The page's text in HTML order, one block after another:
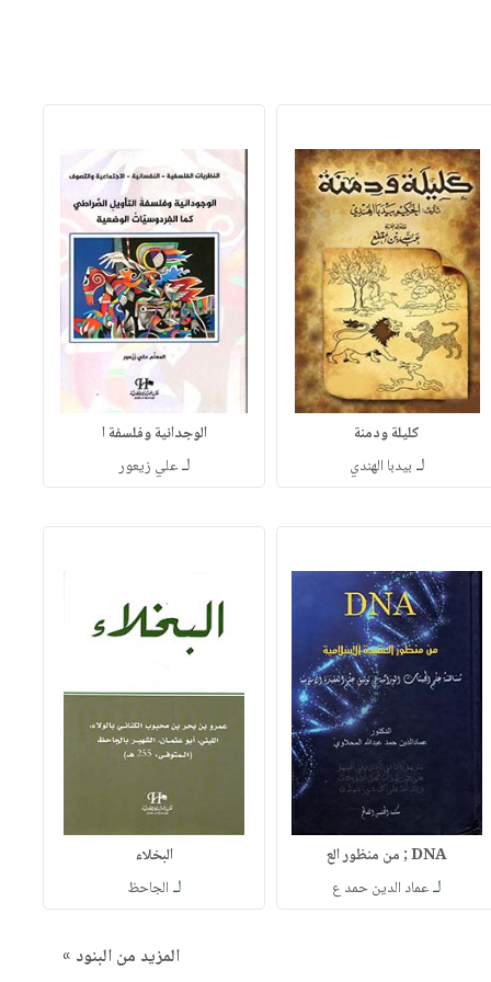
كليلة ودمنة
لـ بيدبا الهندي
الوجدانية وفلسفة ا
لـعلي زيعور
DNA ; من منظور الع
لـعماد الدين حمد ع
البخلاء
لـ الجاحظ
المزيد من البنود »